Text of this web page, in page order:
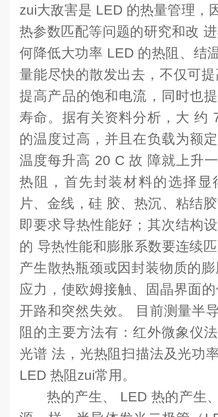
zui大敌害是 LED 的热量管理，
热参数匹配等问题的研究和改
何降低大功率 LED 的热阻、结
量能尽快的散发出去，不仅可
提高产品的饱和电流，同时也
寿命。据有关资料分析，大 约
的温度过高，并且在负载为额
温度每升高 20 C 故 障就上升
热阻，首先封装材料的选择显
片、金线，硅 胶、热沉、粘结
即要求导热性能好；其次结构
的 导热性能和膨胀系数要连续
产生散热瓶颈或因封装物质的
应力，使欧姆接触、固晶界面
开路和突然失效。 目前测量半
阻的主要方法有：红外微象仪
光谱 法，光热阻扫描法及光功
LED 热阻zui常用。
热的产生、 LED 热的产生